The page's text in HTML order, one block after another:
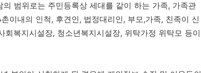
범위로는 주민등록상 세대를 같이 하는 가족, 가족관
이내의 인척, 후견인, 법정대리인, 부모,가족, 친족이 신
복지시설장, 청소년복지시설장, 위탁가정 위탁모 등이